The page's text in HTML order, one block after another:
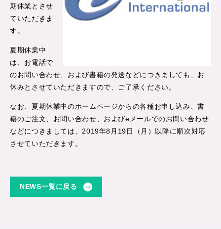
期休業とさせ
ていただきま
す。
夏期休業中
は、お電話で
のお問い合わせ、および書籍の発送などにつきましても、お
休みとさせていただきますので、ご了承ください。
なお、夏期休業中のホームページからの各種お申し込み、書
籍のご注文、お問い合わせ、およびeメールでのお問い合わせ
などにつきましては、2019年8月19日（月）以降に順次対応
させていただきます。
NEWS一覧に戻る